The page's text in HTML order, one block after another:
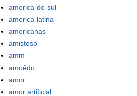
america-do-sul
america-latina
americanas
amistoso
amm
amoêdo
amor
amor artificial